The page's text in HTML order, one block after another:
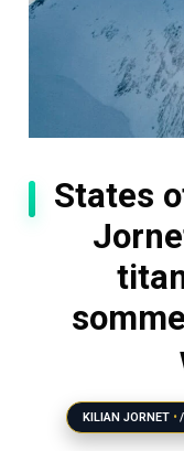
States
KILIAN JORNET